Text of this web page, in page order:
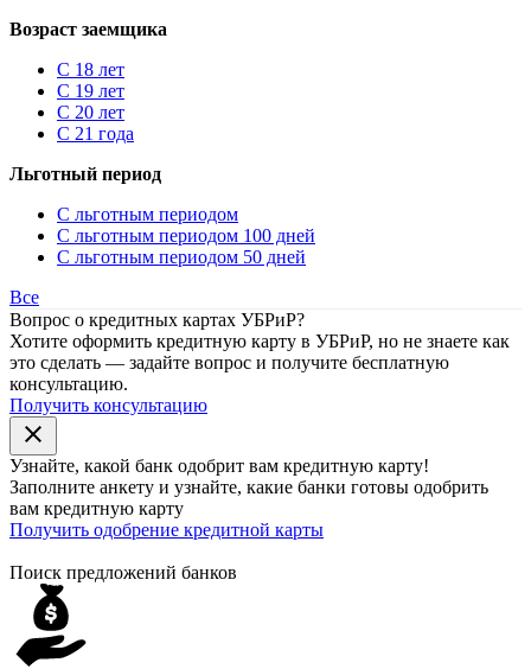
Возраст заемщика
С 18 лет
С 19 лет
С 20 лет
С 21 года
Льготный период
С льготным периодом
С льготным периодом 100 дней
С льготным периодом 50 дней
Все
Вопрос о кредитных картах УБРиР?
Хотите оформить кредитную карту в УБРиР, но не знаете как
это сделать — задайте вопрос и получите бесплатную
консультацию.
Получить консультацию
close
Узнайте, какой банк одобрит вам кредитную карту!
Заполните анкету и узнайте, какие банки готовы одобрить
вам кредитную карту
Получить одобрение кредитной карты
Поиск предложений банков